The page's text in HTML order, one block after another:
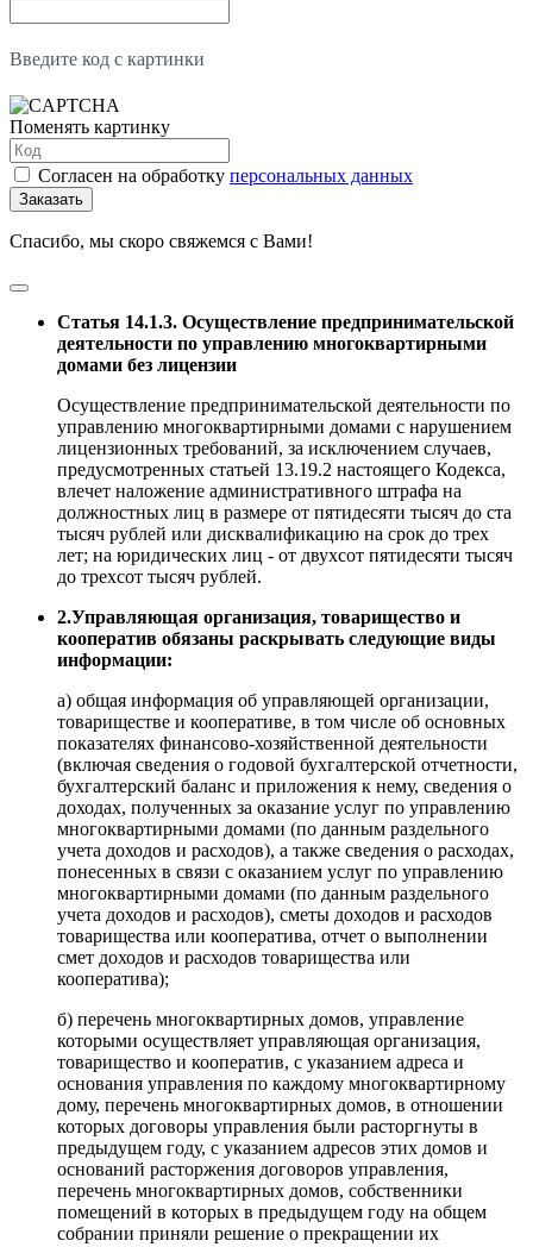
Введите код с картинки
Поменять картинку
Согласен на обработку персональных данных
Заказать
Спасибо, мы скоро свяжемся с Вами!
Статья 14.1.3. Осуществление предпринимательской
деятельности по управлению многоквартирными
домами без лицензии
Осуществление предпринимательской деятельности по
управлению многоквартирными домами с нарушением
лицензионных требований, за исключением случаев,
предусмотренных статьей 13.19.2 настоящего Кодекса,
влечет наложение административного штрафа на
должностных лиц в размере от пятидесяти тысяч до ста
тысяч рублей или дисквалификацию на срок до трех
лет; на юридических лиц - от двухсот пятидесяти тысяч
до трехсот тысяч рублей.
2.Управляющая организация, товарищество и
кооператив обязаны раскрывать следующие виды
информации:
а) общая информация об управляющей организации,
товариществе и кооперативе, в том числе об основных
показателях финансово-хозяйственной деятельности
(включая сведения о годовой бухгалтерской отчетности,
бухгалтерский баланс и приложения к нему, сведения о
доходах, полученных за оказание услуг по управлению
многоквартирными домами (по данным раздельного
учета доходов и расходов), а также сведения о расходах,
понесенных в связи с оказанием услуг по управлению
многоквартирными домами (по данным раздельного
учета доходов и расходов), сметы доходов и расходов
товарищества или кооператива, отчет о выполнении
смет доходов и расходов товарищества или
кооператива);
б) перечень многоквартирных домов, управление
которыми осуществляет управляющая организация,
товарищество и кооператив, с указанием адреса и
основания управления по каждому многоквартирному
дому, перечень многоквартирных домов, в отношении
которых договоры управления были расторгнуты в
предыдущем году, с указанием адресов этих домов и
оснований расторжения договоров управления,
перечень многоквартирных домов, собственники
помещений в которых в предыдущем году на общем
собрании приняли решение о прекращении их